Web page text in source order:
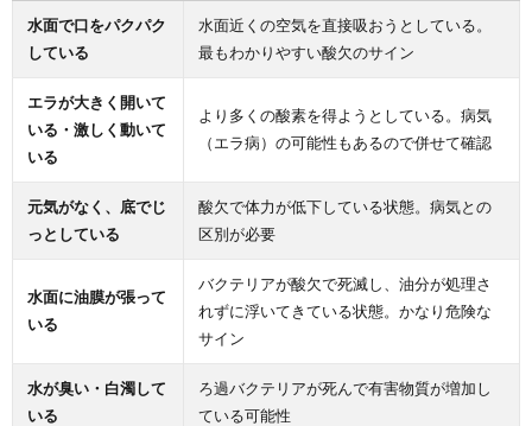
水面で口をパクパク
している
水面近くの空気を直接吸おうとしている。
最もわかりやすい酸欠のサイン
エラが大きく開いて
いる・激しく動いて
いる
より多くの酸素を得ようとしている。病気
（エラ病）の可能性もあるので併せて確認
元気がなく、底でじ
っとしている
酸欠で体力が低下している状態。病気との
区別が必要
水面に油膜が張って
いる
バクテリアが酸欠で死滅し、油分が処理さ
れずに浮いてきている状態。かなり危険な
サイン
水が臭い・白濁して
いる
ろ過バクテリアが死んで有害物質が増加し
ている可能性